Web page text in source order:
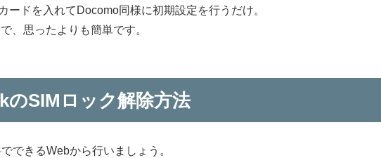
ードを入れてDocomo同様に初期設定を行うだけ。
、思ったよりも簡単です。
のSIMロック解除方法
できるWebから行いましょう。